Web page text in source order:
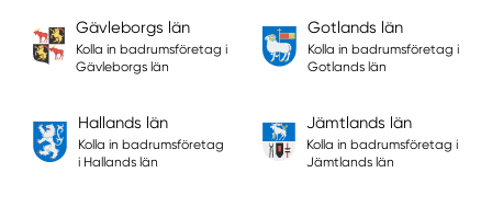
Gävleborgs län
Kolla in badrumsföretag i
Gävleborgs län
Gotlands län
Kolla in badrumsföretag i
Gotlands län
Hallands län
Kolla in badrumsföretag
i Hallands län
Jämtlands län
Kolla in badrumsföretag i
Jämtlands län